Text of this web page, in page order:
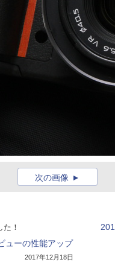
次の画像
！
ューの性能アップ
2017年12月18日